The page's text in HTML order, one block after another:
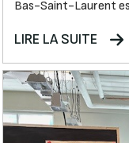
Bas-Saint-Laurent
LIRE LA SUITE